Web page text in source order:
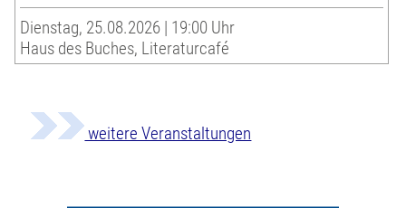
Dienstag, 25.08.2026 | 19:00 Uhr
Haus des Buches, Literaturcafé
weitere Veranstaltungen